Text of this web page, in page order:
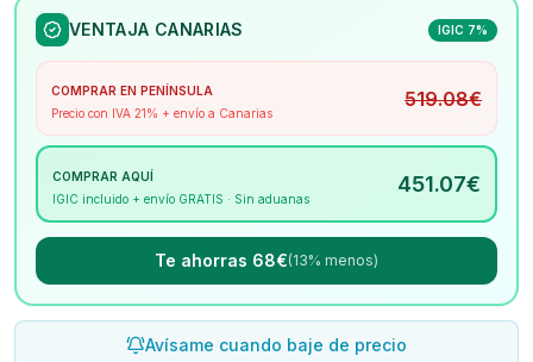
VENTAJA CANARIAS IGIC 7%
COMPRAR EN PENÍNSULA
Precio con IVA 21% + envío a Canarias
519.08€
COMPRAR AQUÍ
IGIC incluido + envío GRATIS · Sin aduanas
451.07€
Te ahorras 68€(13% menos)
Avísame cuando baje de precio